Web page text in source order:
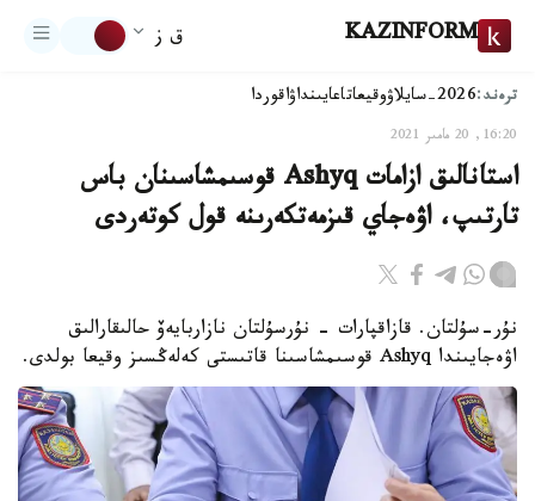
KAZINFORM ق ز
ترەند:2026-سايلاۋ وقيعاتاعايىنداۋاقوردا
16:20, 20 مامىر 2021
استانالىق ازامات Ashyq قوسىمشاسىنان باس
تارتىپ، اۋەجاي قىزمەتكەرىنە قول كوتەردى
نۇر-سۇلتان. قازاقپارات - نۇرسۇلتان نازاربايەۆ حالىقارالىق
اۋەجايىندا Ashyq قوسىمشاسىنا قاتىستى كەلەڭسىز وقيعا بولدى.